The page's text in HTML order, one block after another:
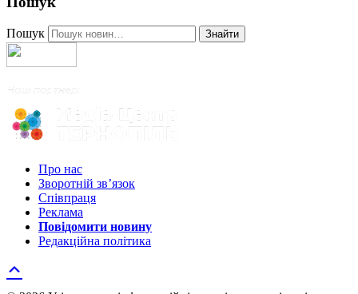
Пошук Знайти
Про нас
Зворотній зв’язок
Співпраця
Реклама
Повідомити новину
Редакційна політика